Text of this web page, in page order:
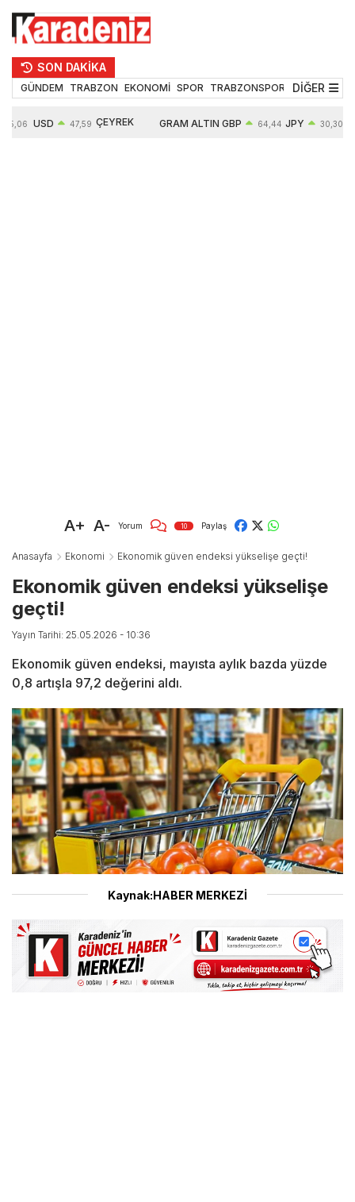
SON DAKİKA
GÜNDEM TRABZON EKONOMİ SPOR TRABZONSPOR TEKNOLOJİ
DİĞER
55,06 USD 47,59 ÇEYREK GRAM ALTIN GBP 64,44 JPY 30,30
A+ A- Yorum 10 Paylaş
Anasayfa Ekonomi Ekonomik güven endeksi yükselişe geçti!
Ekonomik güven endeksi yükselişe
geçti!
Yayın Tarihi: 25.05.2026 - 10:36
Ekonomik güven endeksi, mayısta aylık bazda yüzde
0,8 artışla 97,2 değerini aldı.
Kaynak:HABER MERKEZİ